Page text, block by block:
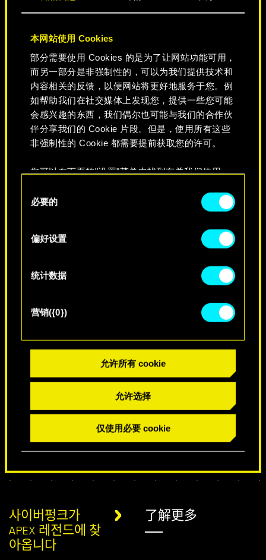
本网站使用 Cookies
部分需要使用 Cookies 的是为了让网站功能可用，
而另一部分是非强制性的，可以为我们提供技术和
内容相关的反馈，以便网站将更好地服务于您。例
如帮助我们在社交媒体上发现您，提供一些您可能
会感兴趣的东西，我们偶尔也可能与我们的合作伙
伴分享我们的 Cookie 片段。但是，使用所有这些
非强制性的 Cookie 都需要提前获取您的许可。
您可以在下面的"设置"菜单中找到有关我们使用
好。一旦您了解了其中的内容并准备好继续，请点
必要的
偏好设置
统计数据
营销({0})
允许所有 cookie
允许选择
仅使用必要 cookie
传奇之城
永不消逝
特别生日祝福
사이버펑크가
APEX 레전드에 찾
아옵니다
了解更多